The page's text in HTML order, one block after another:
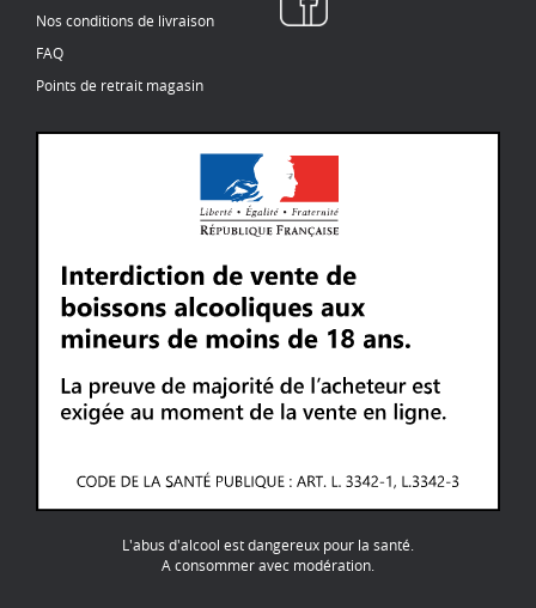
Nos conditions de livraison
FAQ
Points de retrait magasin
L'abus d'alcool est dangereux pour la santé.
A consommer avec modération.